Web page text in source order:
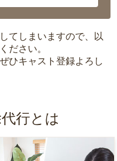
てしまいますので、以
ださい。
ひキャスト登録よろし
行とは